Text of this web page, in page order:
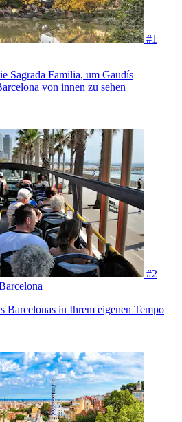
#1
Sagrada Familia, um Gaudís
von innen zu sehen
#2
Barcelonas in Ihrem eigenen Tempo